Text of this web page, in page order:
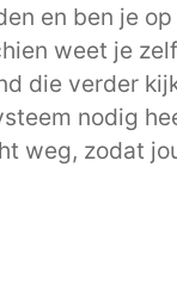
en ben je
weet je
die verder
nodig
weg, zodat